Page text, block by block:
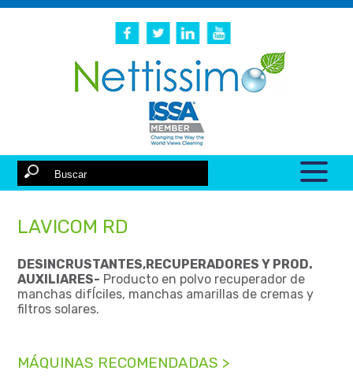
LAVICOM RD
DESINCRUSTANTES,RECUPERADORES Y PROD.
AUXILIARES- Producto en polvo recuperador de
manchas difÍciles, manchas amarillas de cremas y
filtros solares.
MÁQUINAS RECOMENDADAS >